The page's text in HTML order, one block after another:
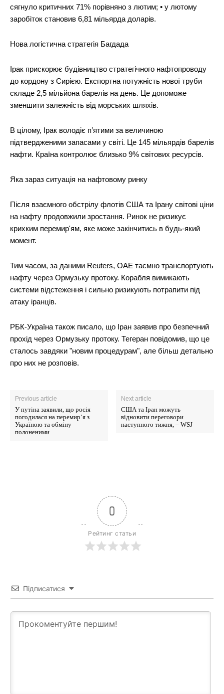
News Week
Magazine PRO
сягнуло критичних 71% порівняно з лютим; • у лютому
заробіток становив 6,81 мільярда доларів.
Нова логістична стратегія Багдада
Ірак прискорює будівництво стратегічного нафтопроводу
до кордону з Сирією. Експортна потужність нової труби
складе 2,5 мільйона барелів на день. Це допоможе
зменшити залежність від морських шляхів.
В цілому, Ірак володіє п’ятими за величиною
підтвердженими запасами у світі. Це 145 мільярдів барелів
нафти. Країна контролює близько 9% світових ресурсів.
Яка зараз ситуація на нафтовому ринку
Після взаємного обстрілу флотів США та Ірану світові ціни
на нафту продовжили зростання. Ринок не ризикує
крихким перемир'ям, яке може закінчитись в будь-який
момент.
Тим часом, за даними Reuters, ОАЕ таємно транспортують
нафту через Ормузьку протоку. Корабля вимикають
системи відстеження і сильно ризикують потрапити під
атаку іранців.
РБК-Україна також писало, що Іран заявив про безпечний
прохід через Ормузьку протоку. Тегеран повідомив, що це
сталось завдяки "новим процедурам", але більш детально
про них не розповів.
Previous article
У путіна заявили, що росія
погодилася на перемир’я з
Україною та обміну
полоненими
Next article
США та Іран можуть
відновити переговори
наступного тижня, – WSJ
0
Рейтинг статьи
Підписатися